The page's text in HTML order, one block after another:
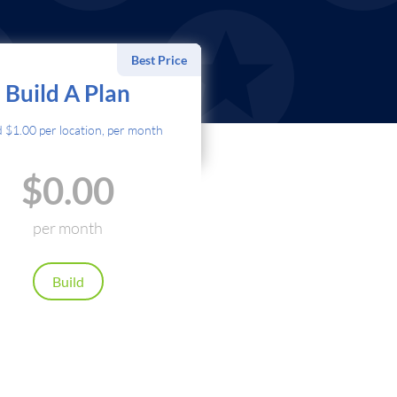
Best Price
Build A Plan
$1.00 per location, per month
$0.00
per month
Build
Cryptocurrency
Local Payments
automatically. Cancel anytime.